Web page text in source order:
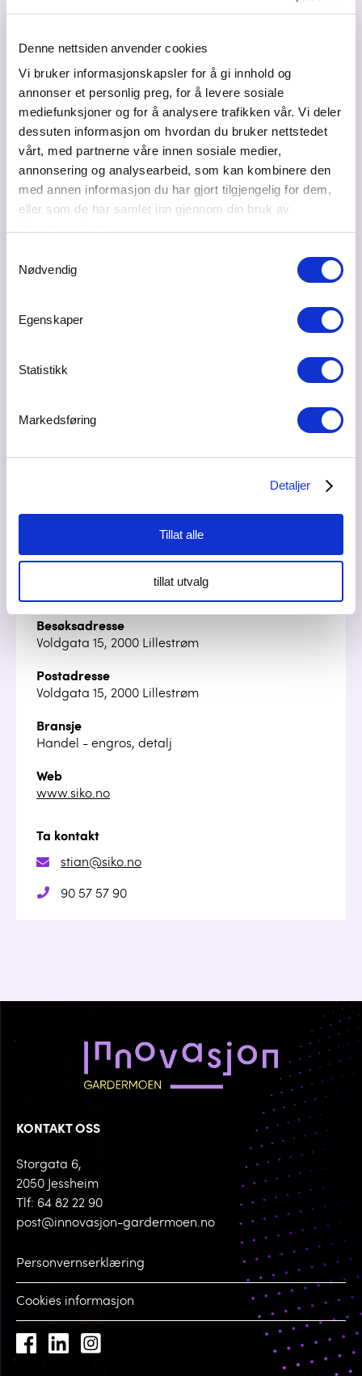
Denne nettsiden anvender cookies
Vi bruker informasjonskapsler for å gi innhold og
annonser et personlig preg, for å levere sosiale
mediefunksjoner og for å analysere trafikken vår. Vi deler
dessuten informasjon om hvordan du bruker nettstedet
vårt, med partnerne våre innen sosiale medier,
annonsering og analysearbeid, som kan kombinere den
med annen informasjon du har gjort tilgjengelig for dem,
eller som de har samlet inn gjennom din bruk av
Nødvendig
Egenskaper
Statistikk
Markedsføring
Detaljer
Tillat alle
tillat utvalg
Marcus Ljungh
marcus@siko.no
917 30 260
Stian Andre Holmedahl
Daglig Leder
Besøksadresse
Voldgata 15, 2000 Lillestrøm
Postadresse
Voldgata 15, 2000 Lillestrøm
Bransje
Handel - engros, detalj
Web
www.siko.no
Ta kontakt
stian@siko.no
90 57 57 90
KONTAKT OSS
Storgata 6,
2050 Jessheim
Tlf: 64 82 22 90
post@innovasjon-gardermoen.no
Personvernserklæring
Cookies informasjon